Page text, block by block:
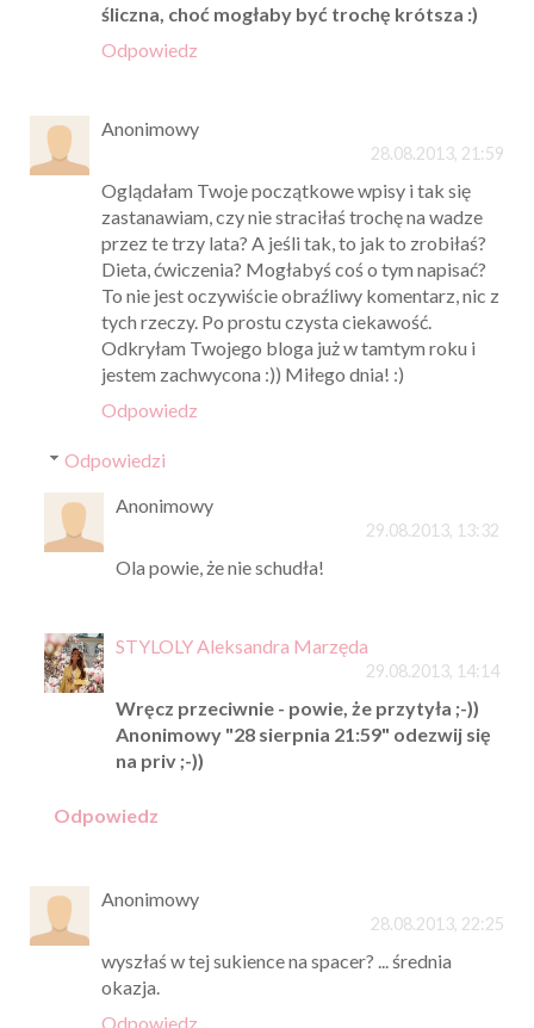
śliczna, choć mogłaby być trochę krótsza :)
Odpowiedz
Anonimowy
28.08.2013, 21:59
Oglądałam Twoje początkowe wpisy i tak się
zastanawiam, czy nie straciłaś trochę na wadze
przez te trzy lata? A jeśli tak, to jak to zrobiłaś?
Dieta, ćwiczenia? Mogłabyś coś o tym napisać?
To nie jest oczywiście obraźliwy komentarz, nic z
tych rzeczy. Po prostu czysta ciekawość.
Odkryłam Twojego bloga już w tamtym roku i
jestem zachwycona :)) Miłego dnia! :)
Odpowiedz
Odpowiedzi
Anonimowy
29.08.2013, 13:32
Ola powie, że nie schudła!
STYLOLY Aleksandra Marzęda
29.08.2013, 14:14
Wręcz przeciwnie - powie, że przytyła ;-))
Anonimowy "28 sierpnia 21:59" odezwij się
na priv ;-))
Odpowiedz
Anonimowy
28.08.2013, 22:25
wyszłaś w tej sukience na spacer? ... średnia
okazja.
Odpowiedz